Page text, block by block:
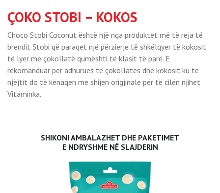
ÇOKO STOBI – KOKOS
Choco Stobi Coconut është një nga produktet më të reja të
brendit Stobi që paraqet një përzierje të shkëlqyer të kokosit
të lyer me çokollatë qumështi të klasit të parë. E
rekomanduar për adhurues të çokollatës dhe kokosit ku të
njëjtit do të kënaqen me shijen origjinale për të cilën njihet
Vitaminka.
SHIKONI AMBALAZHET DHE PAKETIMET
E NDRYSHME NË SLAJDERIN